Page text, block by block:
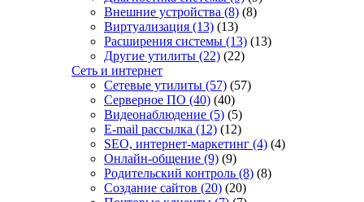
Внешние устройства (8) (8)
Виртуализация (13) (13)
Расширения системы (13) (13)
Другие утилиты (22) (22)
Сеть и интернет
Сетевые утилиты (57) (57)
Серверное ПО (40) (40)
Видеонаблюдение (5) (5)
E-mail рассылка (12) (12)
SEO, интернет-маркетинг (4) (4)
Онлайн-общение (9) (9)
Родительский контроль (8) (8)
Создание сайтов (20) (20)